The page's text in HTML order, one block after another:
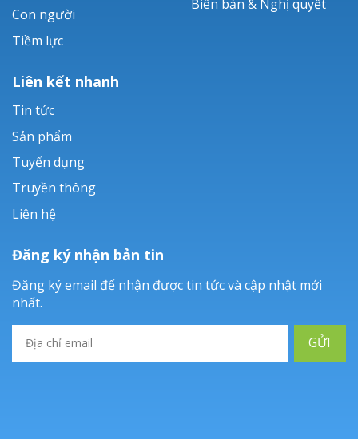
Con người
Tiềm lực
Biên bản & Nghị quyết
Liên kết nhanh
Tin tức
Sản phẩm
Tuyển dụng
Truyền thông
Liên hệ
Đăng ký nhận bản tin
Đăng ký email để nhận được tin tức và cập nhật mới
nhất.
GỬI